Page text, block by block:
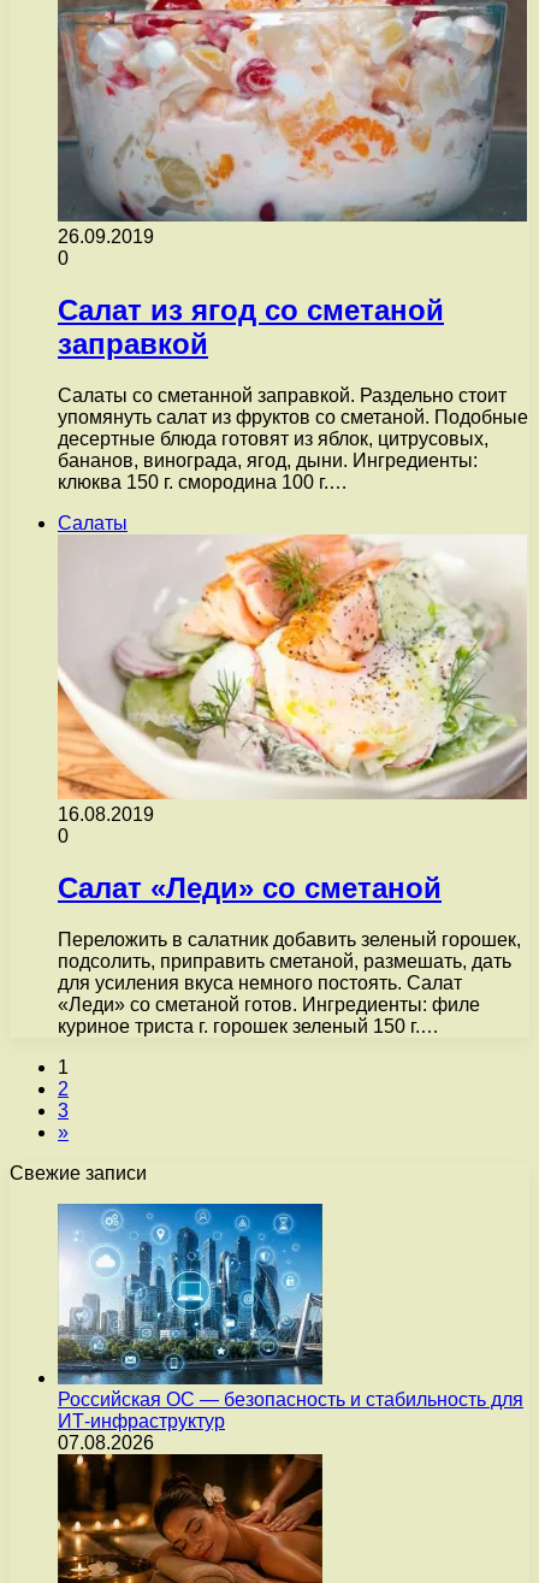
26.09.2019
0
Салат из ягод со сметаной
заправкой
Салаты со сметанной заправкой. Раздельно стоит
упомянуть салат из фруктов со сметаной. Подобные
десертные блюда готовят из яблок, цитрусовых,
бананов, винограда, ягод, дыни. Ингредиенты:
клюква 150 г. смородина 100 г.…
Салаты
16.08.2019
0
Салат «Леди» со сметаной
Переложить в салатник добавить зеленый горошек,
подсолить, приправить сметаной, размешать, дать
для усиления вкуса немного постоять. Салат
«Леди» со сметаной готов. Ингредиенты: филе
куриное триста г. горошек зеленый 150 г.…
1
2
3
»
Свежие записи
Российская ОС — безопасность и стабильность для
ИТ-инфраструктур
07.08.2026